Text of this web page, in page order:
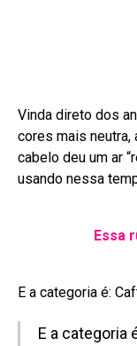
Vinda direto dos
cores mais neutra,
cabelo deu um ar
usando nessa
Essa
E a categoria é:
E a categoria